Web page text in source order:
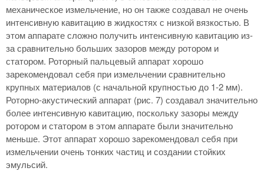
механическое измельчение, но он также создавал не очень
интенсивную кавитацию в жидкостях с низкой вязкостью. В
этом аппарате сложно получить интенсивную кавитацию из-
за сравнительно больших зазоров между ротором и
статором. Роторный пальцевый аппарат хорошо
зарекомендовал себя при измельчении сравнительно
крупных материалов (с начальной крупностью до 1-2 мм).
Роторно-акустический аппарат (рис. 7) создавал значительно
более интенсивную кавитацию, поскольку зазоры между
ротором и статором в этом аппарате были значительно
меньше. Этот аппарат хорошо зарекомендовал себя при
измельчении очень тонких частиц и создании стойких
эмульсий.